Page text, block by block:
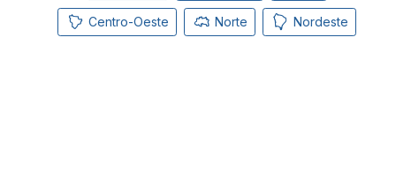
Centro-Oeste Norte Nordeste